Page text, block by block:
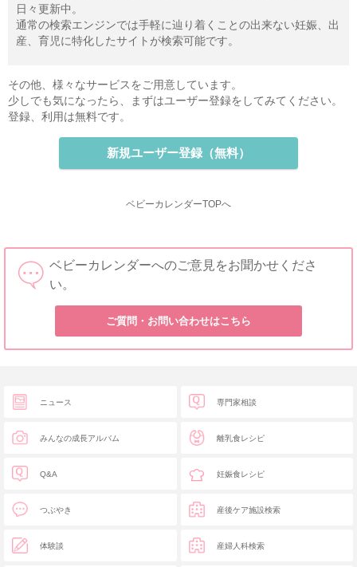
日々更新中。
通常の検索エンジンでは手軽に辿り着くことの出来ない妊娠、出
産、育児に特化したサイトが検索可能です。
その他、様々なサービスをご用意しています。
少しでも気になったら、まずはユーザー登録をしてみてください。
登録、利用は無料です。
新規ユーザー登録（無料）
ベビーカレンダーTOPへ
ベビーカレンダーへのご意見をお聞かせくださ
い。
ご質問・お問い合わせはこちら
ニュース
みんなの成長アルバム
Q&A
つぶやき
体験談
専門家相談
離乳食レシピ
妊娠食レシピ
産後ケア施設検索
産婦人科検索